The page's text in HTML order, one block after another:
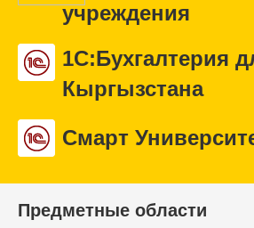
учреждения
1С:Бухгалтерия
Кыргызстана
Смарт
Предметные области